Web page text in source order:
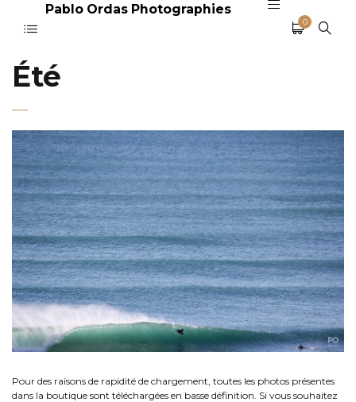
Pablo Ordas Photographies
0
Été
Pour des raisons de rapidité de chargement, toutes les photos présentes
dans la boutique sont téléchargées en basse définition. Si vous souhaitez